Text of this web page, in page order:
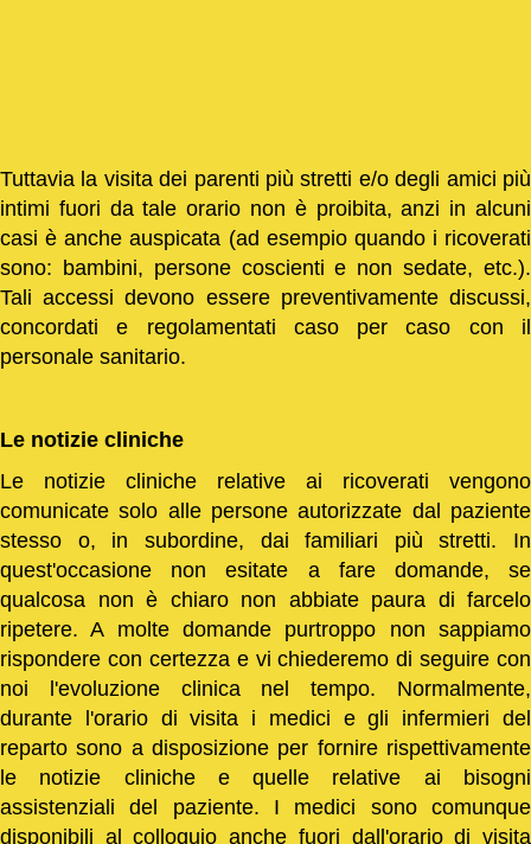
Tuttavia la visita dei parenti più stretti e/o degli amici più
intimi fuori da tale orario non è proibita, anzi in alcuni
casi è anche auspicata (ad esempio quando i ricoverati
sono: bambini, persone coscienti e non sedate, etc.).
Tali accessi devono essere preventivamente discussi,
concordati e regolamentati caso per caso con il
personale sanitario.
Le notizie cliniche
Le notizie cliniche relative ai ricoverati vengono
comunicate solo alle persone autorizzate dal paziente
stesso o, in subordine, dai familiari più stretti. In
quest'occasione non esitate a fare domande, se
qualcosa non è chiaro non abbiate paura di farcelo
ripetere. A molte domande purtroppo non sappiamo
rispondere con certezza e vi chiederemo di seguire con
noi l'evoluzione clinica nel tempo. Normalmente,
durante l'orario di visita i medici e gli infermieri del
reparto sono a disposizione per fornire rispettivamente
le notizie cliniche e quelle relative ai bisogni
assistenziali del paziente. I medici sono comunque
disponibili al colloquio anche fuori dall'orario di visita